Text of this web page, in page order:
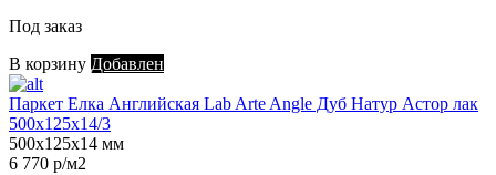
Под заказ
В корзину Добавлен
Паркет Елка Английская Lab Arte Angle Дуб Натур Астор лак
500х125х14/3
500х125х14 мм
6 770 р/м2